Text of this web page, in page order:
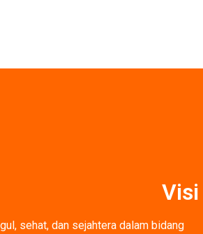
Visi
sehat, dan sejahtera dalam bidang